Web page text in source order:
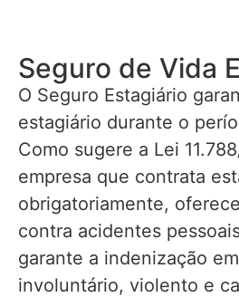
Seguro de Vida
O Seguro Estagiário
estagiário durante o
Como sugere a Lei
empresa que contrata
obrigatoriamente,
contra acidentes
garante a indenização
involuntário, violento e